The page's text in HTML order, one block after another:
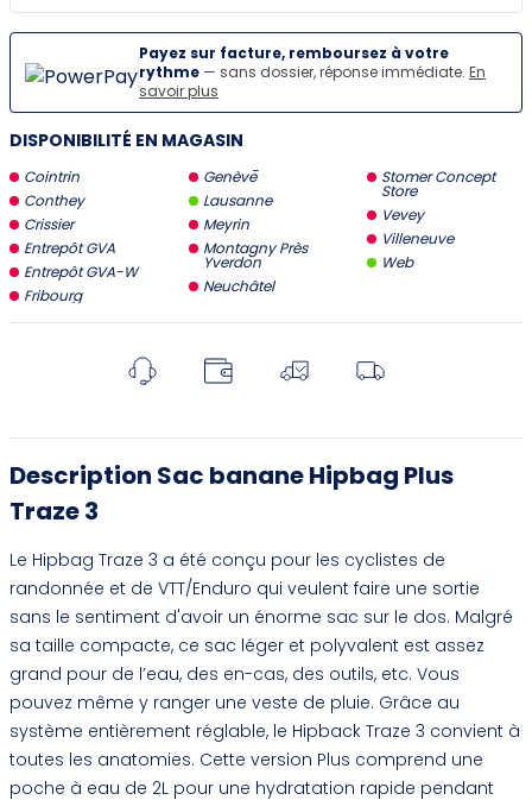
Payez sur facture, remboursez à votre
rythme — sans dossier, réponse immédiate. En
savoir plus
DISPONIBILITÉ EN MAGASIN
Cointrin
Conthey
Crissier
Entrepôt GVA
Entrepôt GVA-W
Fribourg
Genève
Lausanne
Meyrin
Montagny Près
Yverdon
Neuchâtel
Stomer Concept
Store
Vevey
Villeneuve
Web
Description Sac banane Hipbag Plus
Traze 3
Le Hipbag Traze 3 a été conçu pour les cyclistes de
randonnée et de VTT/Enduro qui veulent faire une sortie
sans le sentiment d'avoir un énorme sac sur le dos. Malgré
sa taille compacte, ce sac léger et polyvalent est assez
grand pour de l’eau, des en-cas, des outils, etc. Vous
pouvez même y ranger une veste de pluie. Grâce au
système entièrement réglable, le Hipback Traze 3 convient à
toutes les anatomies. Cette version Plus comprend une
poche à eau de 2L pour une hydratation rapide pendant